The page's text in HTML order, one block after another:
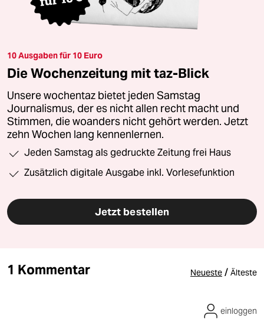
10 Ausgaben für 10 Euro
Die Wochenzeitung mit taz-Blick
Unsere wochentaz bietet jeden Samstag
Journalismus, der es nicht allen recht macht und
Stimmen, die woanders nicht gehört werden. Jetzt
zehn Wochen lang kennenlernen.
Jeden Samstag als gedruckte Zeitung frei Haus
Zusätzlich digitale Ausgabe inkl. Vorlesefunktion
Jetzt bestellen
1 Kommentar Neueste / Älteste
einloggen